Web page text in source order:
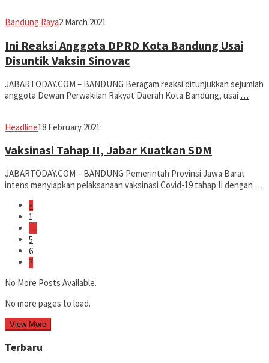
Bandung RayaEddy
2 March 2021
Ini Reaksi Anggota DPRD Kota Bandung Usai
Disuntik Vaksin Sinovac
JABARTODAY.COM – BANDUNG Beragam reaksi ditunjukkan sejumlah
anggota Dewan Perwakilan Rakyat Daerah Kota Bandung, usai …
HeadlineAvila
18 February 2021
Vaksinasi Tahap II, Jabar Kuatkan SDM
JABARTODAY.COM – BANDUNG Pemerintah Provinsi Jawa Barat
intens menyiapkan pelaksanaan vaksinasi Covid-19 tahap II dengan …
«
1
…
5
6
7
No More Posts Available.
No more pages to load.
View More
Terbaru